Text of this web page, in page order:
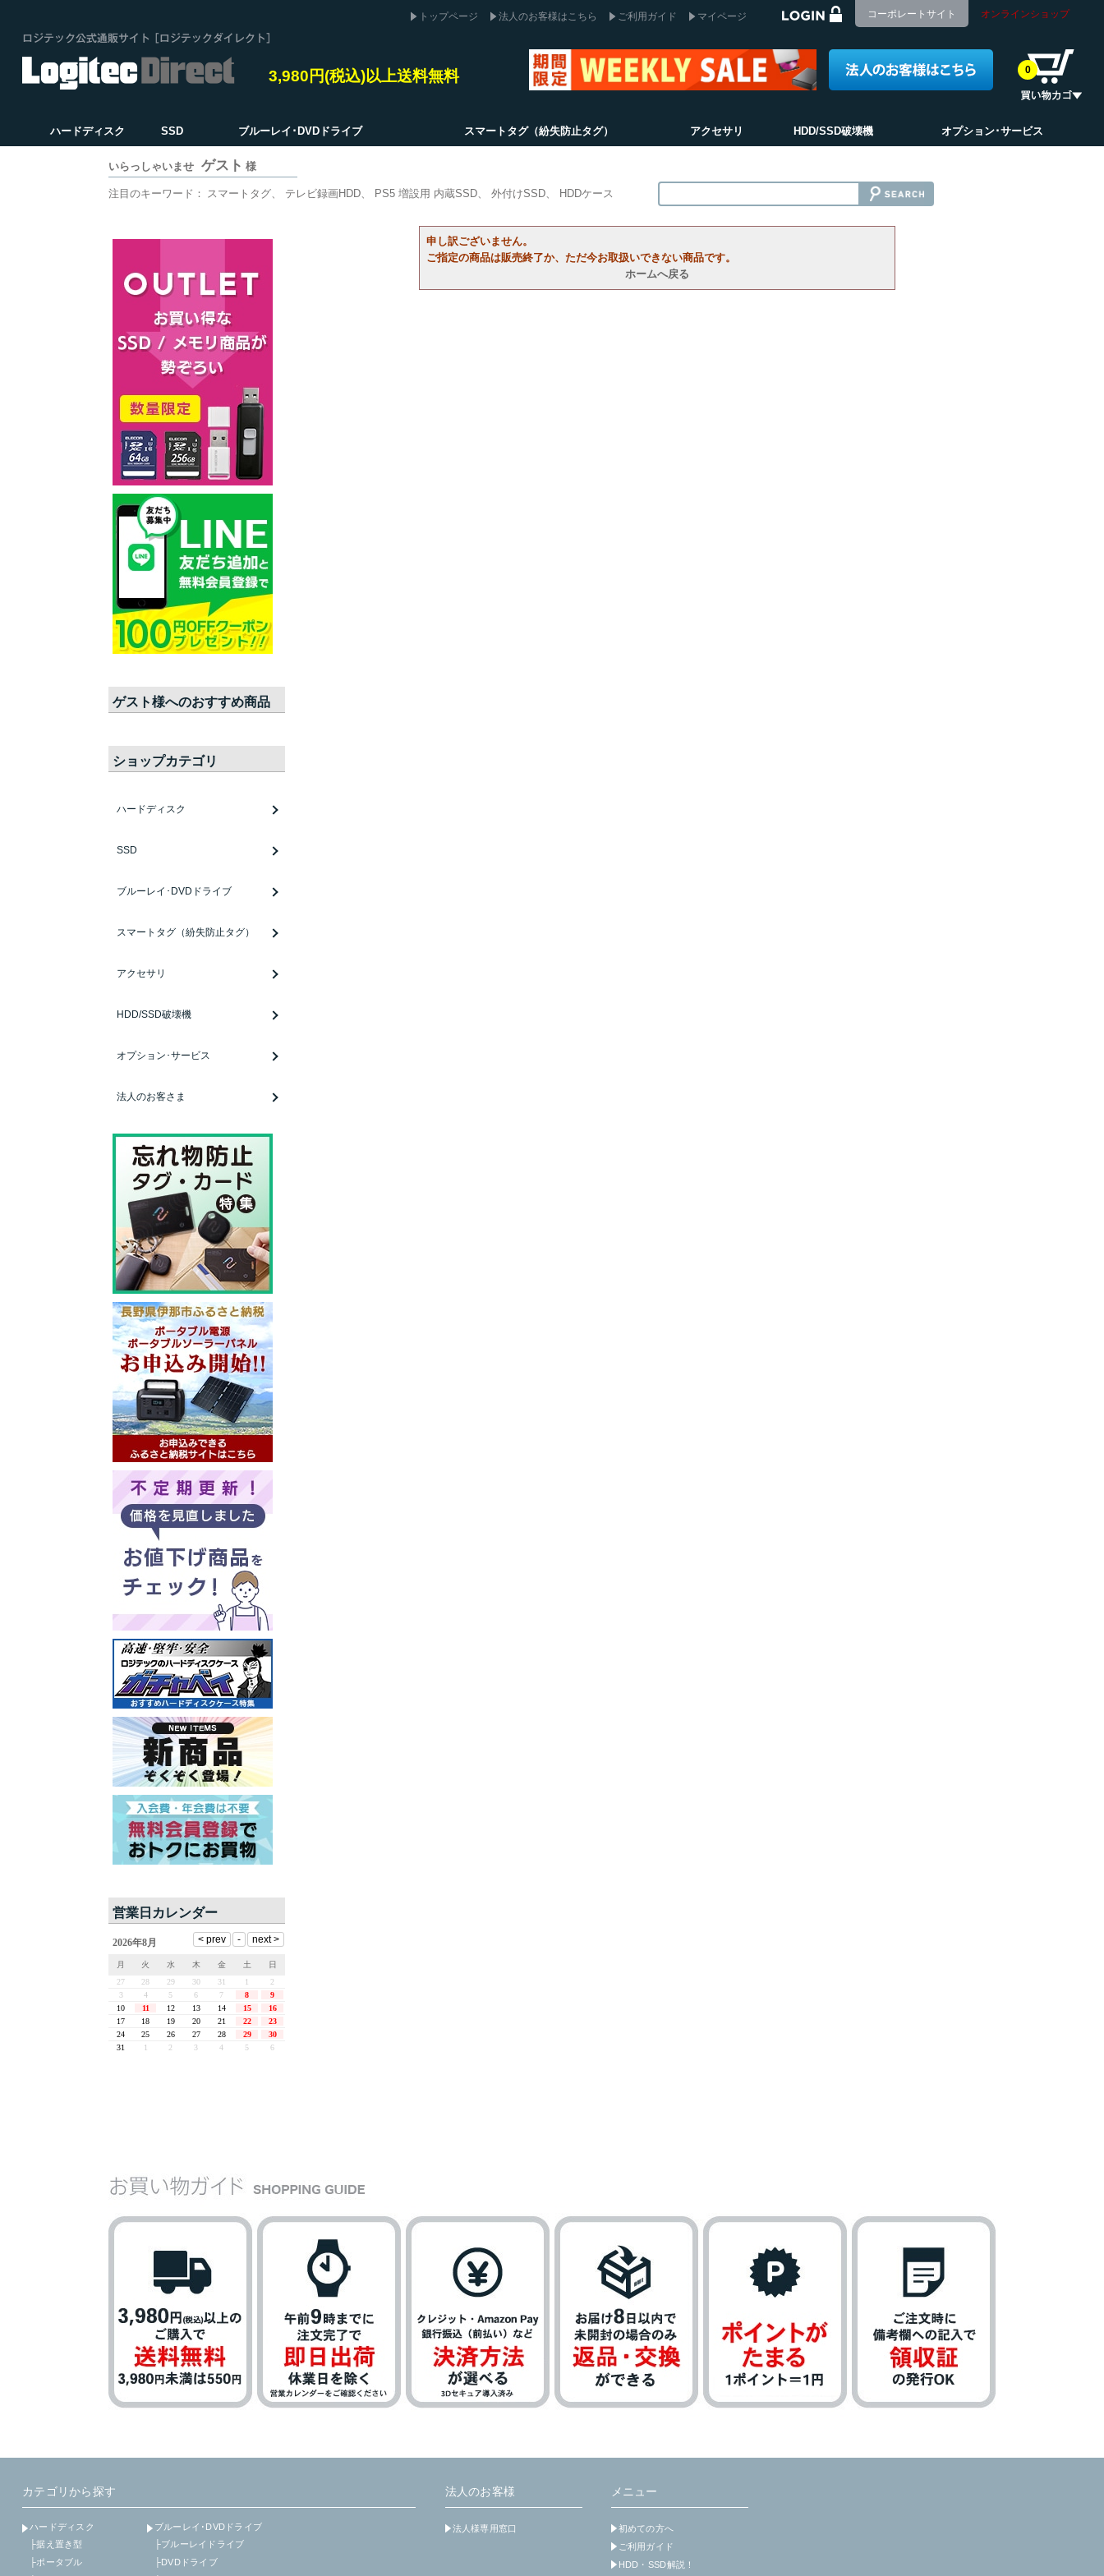
トップページ 法人のお客様はこちら ご利用ガイド マイページ コーポレートサイト オンラインショップ
3,980円(税込)以上送料無料 0
ハードディスク SSD ブルーレイ･DVDドライブ スマートタグ（紛失防止タグ） アクセサリ HDD/SSD破壊機 オプション･サービス
いらっしゃいませ ゲスト 様
注目のキーワード： スマートタグ テレビ録画HDD PS5 増設用 内蔵SSD 外付けSSD HDDケース
申し訳ございません。
ご指定の商品は販売終了か、ただ今お取扱いできない商品です。
ホームへ戻る
ゲスト様へのおすすめ商品
ショップカテゴリ
ハードディスク
SSD
ブルーレイ･DVDドライブ
スマートタグ（紛失防止タグ）
アクセサリ
HDD/SSD破壊機
オプション･サービス
法人のお客さま
営業日カレンダー
カテゴリから探す
ハードディスク
├据え置き型
├ポータブル
ブルーレイ･DVDドライブ
├ブルーレイドライブ
├DVDドライブ
法人のお客様
法人様専用窓口
メニュー
初めての方へ
ご利用ガイド
HDD・SSD解説！